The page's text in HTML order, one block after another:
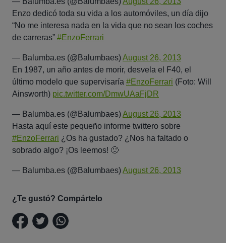
Enzo dedicó toda su vida a los automóviles, un día dijo
“No me interesa nada en la vida que no sean los coches
de carreras” #EnzoFerrari
— Balumba.es (@Balumbaes)August 26, 2013
En 1987, un año antes de morir, desvela el F40, el
último modelo que supervisaría #EnzoFerrari (Foto: Will
Ainsworth) pic.twitter.com/DmwUAaFjDR
— Balumba.es (@Balumbaes)August 26, 2013
Hasta aquí este pequeño informe twittero sobre
#EnzoFerrari ¿Os ha gustado? ¿Nos ha faltado o
sobrado algo? ¡Os leemos! 🙂
— Balumba.es (@Balumbaes)August 26, 2013
¿Te gustó? Compártelo